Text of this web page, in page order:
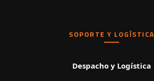
SOPORTE Y LOGÍSTICA
Despacho y Logística